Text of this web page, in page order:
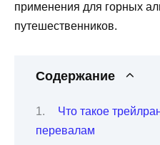
применения для горных
путешественников.
Содержание
Что такое
перевалам